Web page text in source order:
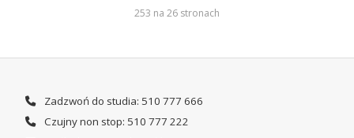
253 na 26 stronach
Zadzwoń do studia: 510 777 666
Czujny non stop: 510 777 222